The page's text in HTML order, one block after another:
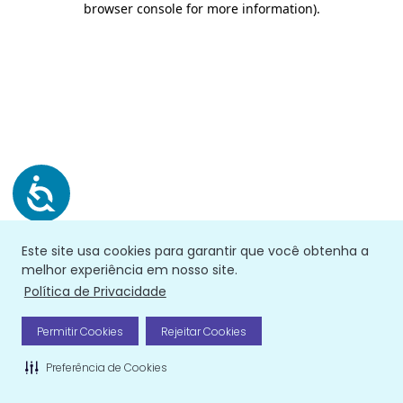
Este site usa cookies para garantir que você obtenha a
melhor experiência em nosso site.
Política de Privacidade
Permitir Cookies Rejeitar Cookies
Preferência de Cookies
browser console for more information).